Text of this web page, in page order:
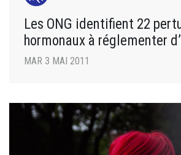
Les ONG identifient 22
hormonaux à réglementer
MAR 3 MAI 2011